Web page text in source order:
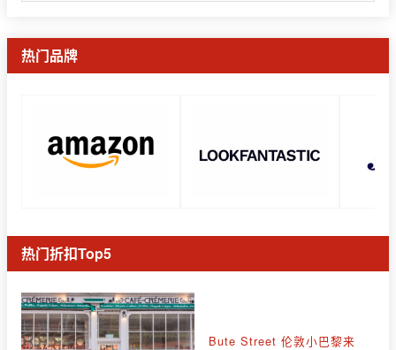
热门品牌
热门折扣Top5
Bute Street 伦敦小巴黎来